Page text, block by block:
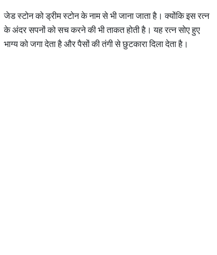
जेड स्टोन को ड्रीम स्टोन के नाम से भी जाना जाता है। क्योंकि इस रत्न
के अंदर सपनों को सच करने की भी ताकत होती है। यह रत्न सोए हुए
भाग्य को जगा देता है और पैसों की तंगी से छुटकारा दिला देता है।